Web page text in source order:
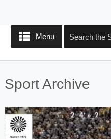
Menu
Sport Archive